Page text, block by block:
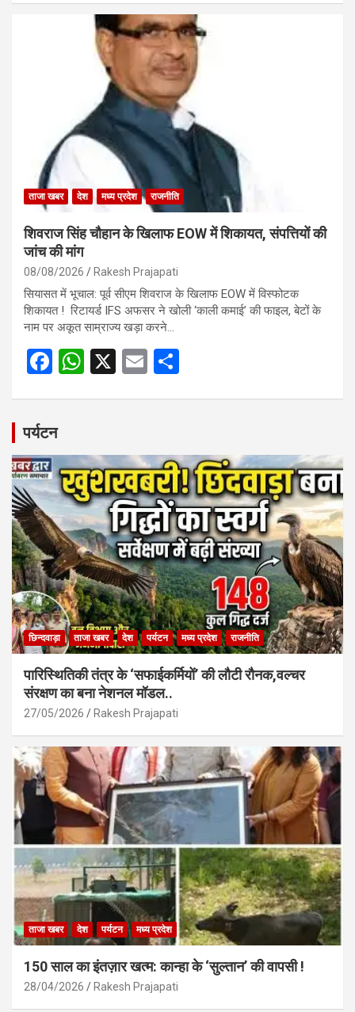
at
s
A
p
ail ar
e
ताजा खबर देश मध्य प्रदेश राजनीति
शिवराज सिंह चौहान के खिलाफ EOW में शिकायत, संपत्तियों की
जांच की मांग
08/08/2026 Rakesh Prajapati
सियासत में भूचाल: पूर्व सीएम शिवराज के खिलाफ EOW में विस्फोटक
शिकायत ! रिटायर्ड IFS अफसर ने खोली ‘काली कमाई’ की फाइल, बेटों के
नाम पर अकूत साम्राज्य खड़ा करने…
F
b
o
o
k
W
A
p
p
X
E
पर्यटन
छिन्दवाड़ा ताजा खबर देश पर्यटन मध्य प्रदेश राजनीति
पारिस्थितिकी तंत्र के ‘सफाईकर्मियों’ की लौटी रौनक,वल्चर
संरक्षण का बना नेशनल मॉडल..
27/05/2026 Rakesh Prajapati
ताजा खबर देश पर्यटन मध्य प्रदेश
150 साल का इंतज़ार खत्म: कान्हा के ‘सुल्तान’ की वापसी !
28/04/2026 Rakesh Prajapati